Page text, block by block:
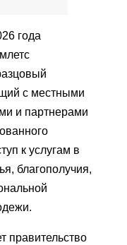
года
с местными
и партнерами
к услугам в
благополучия,
правительство